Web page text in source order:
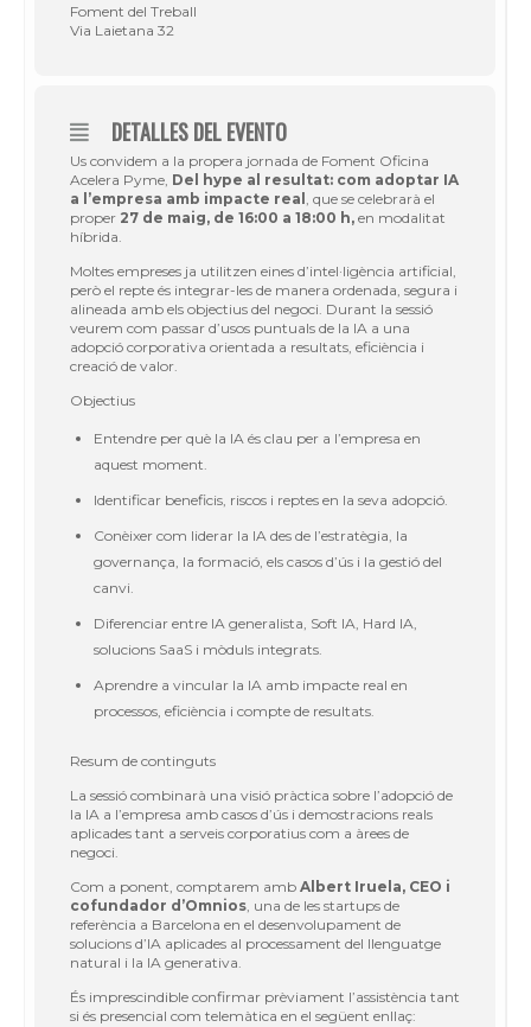
Foment del Treball
Via Laietana 32
DETALLES DEL EVENTO
Us convidem a la propera jornada de Foment Oficina
Acelera Pyme, Del hype al resultat: com adoptar IA
a l’empresa amb impacte real , que se celebrarà el
proper 27 de maig, de 16:00 a 18:00 h, en modalitat
híbrida.
Moltes empreses ja utilitzen eines d’intel·ligència artificial,
però el repte és integrar-les de manera ordenada, segura i
alineada amb els objectius del negoci. Durant la sessió
veurem com passar d’usos puntuals de la IA a una
adopció corporativa orientada a resultats, eficiència i
creació de valor.
Objectius
Entendre per què la IA és clau per a l’empresa en
aquest moment.
Identificar beneficis, riscos i reptes en la seva adopció.
Conèixer com liderar la IA des de l’estratègia, la
governança, la formació, els casos d’ús i la gestió del
canvi.
Diferenciar entre IA generalista, Soft IA, Hard IA,
solucions SaaS i mòduls integrats.
Aprendre a vincular la IA amb impacte real en
processos, eficiència i compte de resultats.
Resum de continguts
La sessió combinarà una visió pràctica sobre l’adopció de
la IA a l’empresa amb casos d’ús i demostracions reals
aplicades tant a serveis corporatius com a àrees de
negoci.
Com a ponent, comptarem amb Albert Iruela, CEO i
cofundador d’Omnios , una de les startups de
referència a Barcelona en el desenvolupament de
solucions d’IA aplicades al processament del llenguatge
natural i la IA generativa.
És imprescindible confirmar prèviament l’assistència tant
si és presencial com telemàtica en el següent enllaç: